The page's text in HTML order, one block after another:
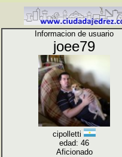
Informacion de usuario
joee79
cipolletti
edad: 46
Aficionado